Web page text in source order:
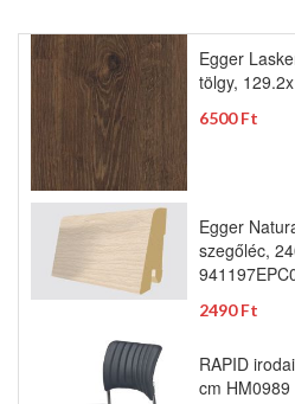
Egger
tölgy,
6500 Ft
Egger
szegőléc,
2490 Ft
RAPID
cm HM0989